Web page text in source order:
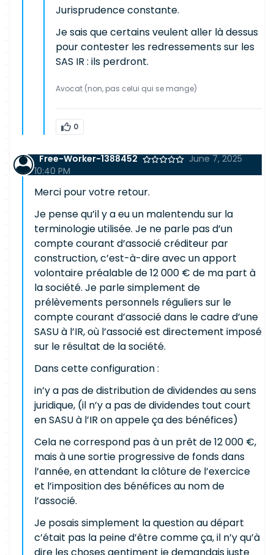
Jurisprudence constante.
Je sais que certains veulent aller là dessus
pour contester les redressements sur les
SAS IR : ils perdront.
Avocat (non, pas celui qui se mange)
0
Free-Worker-1388452
June 7, 2025
10:40 PM
Merci pour votre retour.
Je pense qu’il y a eu un malentendu sur la
terminologie utilisée. Je ne parle pas d’un
compte courant d’associé créditeur par
construction, c’est-à-dire avec un apport
volontaire préalable de 12 000 € de ma part à
la société. Je parle simplement de
prélèvements personnels réguliers sur le
compte courant d’associé dans le cadre d’une
SASU à l’IR, où l’associé est directement imposé
sur le résultat de la société.
Dans cette configuration :
in’y a pas de distribution de dividendes au sens
juridique, (il n’y a pas de dividendes tout court
en SASU à l’IR on appele ça des bénéfices)
Cela ne correspond pas à un prêt de 12 000 €,
mais à une sortie progressive de fonds dans
l’année, en attendant la clôture de l’exercice
et l’imposition des bénéfices au nom de
l’associé.
Je posais simplement la question au départ
c’était pas la peine d’être comme ça, il n’y qu’à